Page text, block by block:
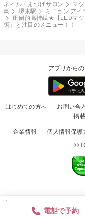
電話で予約
ネイル・まつげサロン マ
鳥
堺東駅 ミニョン ア
圧倒的高持続★【LEDマ
術』と注目のメニュー！！
アプリから
はじめての方へ お問い合
掲
企業情報 個人情報保護
©